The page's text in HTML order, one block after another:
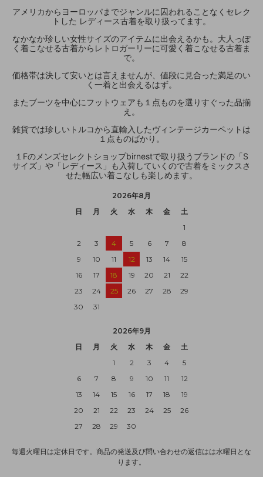
アメリカからヨーロッパまでジャンルに囚われることなくセレク
トした レディース古着を取り扱ってます。
なかなか珍しい女性サイズのアイテムに出会えるかも。大人っぽ
く着こなせる古着からレトロガーリーに可愛く着こなせる古着ま
で。
価格帯は決して安いとは言えませんが、値段に見合った満足のい
く一着と出会えるはず。
またブーツを中心にフットウェアも１点ものを選りすぐった品揃
え。
雑貨では珍しいトルコから直輸入したヴィンテージカーペットは
１点ものばかり。
１Fのメンズセレクトショップbirnestで取り扱うブランドの「S
サイズ」や「レディース」も入荷していくので古着をミックスさ
せた幅広い着こなしも楽しめます。
2026年8月
日
月 火 水 木 金
土
1
2
3 4 5 6 7
8
9
10 11 12 13 14
15
16
17 18 19 20 21
22
23
24 25 26 27 28
29
30
31
2026年9月
日
月 火 水 木 金
土
1
2 3 4
5
6
7 8 9 10 11
12
13
14 15 16 17 18
19
20
21 22 23 24 25
26
27
28 29 30
毎週火曜日は定休日です。商品の発送及び問い合わせの返信はは水曜日とな
ります。